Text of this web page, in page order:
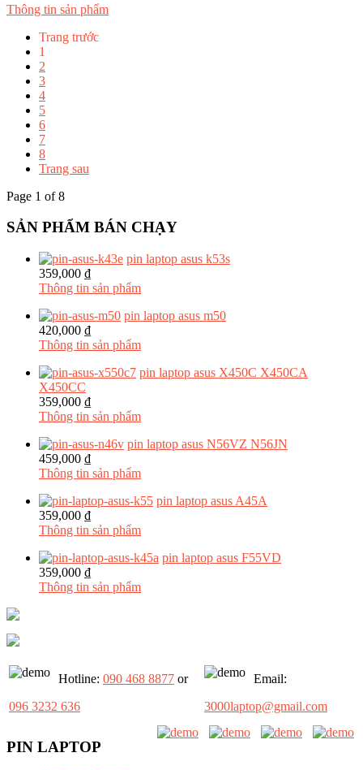
Thông tin sản phẩm
Trang trước
1
2
3
4
5
6
7
8
Trang sau
Page 1 of 8
SẢN PHẨM BÁN CHẠY
pin laptop asus k53s
359,000 ₫
Thông tin sản phẩm
pin laptop asus m50
420,000 ₫
Thông tin sản phẩm
pin laptop asus X450C X450CA
X450CC
359,000 ₫
Thông tin sản phẩm
pin laptop asus N56VZ N56JN
459,000 ₫
Thông tin sản phẩm
pin laptop asus A45A
359,000 ₫
Thông tin sản phẩm
pin laptop asus F55VD
359,000 ₫
Thông tin sản phẩm
Hotline: 090 468 8877 or
096 3232 636
Email:
3000laptop@gmail.com
PIN LAPTOP